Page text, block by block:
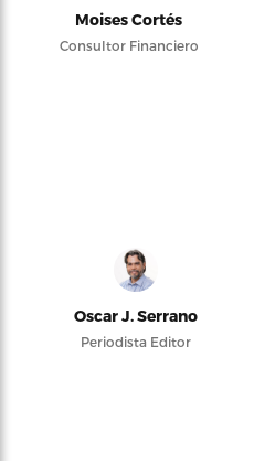
Moises Cortés
Consultor Financiero
Oscar J. Serrano
Periodista Editor